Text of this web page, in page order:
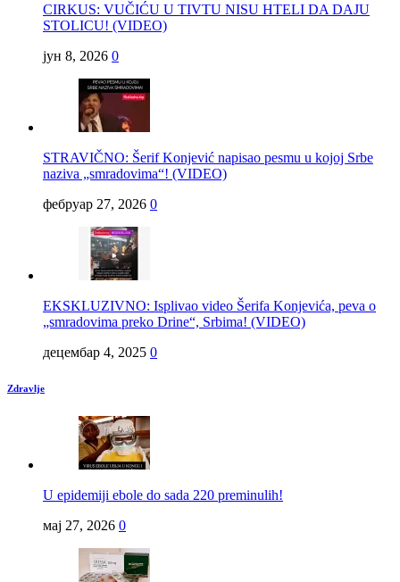
CIRKUS: VUČIĆU U TIVTU NISU HTELI DA DAJU
STOLICU! (VIDEO)
јун 8, 2026 0
STRAVIČNO: Šerif Konjević napisao pesmu u kojoj Srbe
naziva „smradovima“! (VIDEO)
фебруар 27, 2026 0
EKSKLUZIVNO: Isplivao video Šerifa Konjevića, peva o
„smradovima preko Drine“, Srbima! (VIDEO)
децембар 4, 2025 0
Zdravlje
U epidemiji ebole do sada 220 preminulih!
мај 27, 2026 0